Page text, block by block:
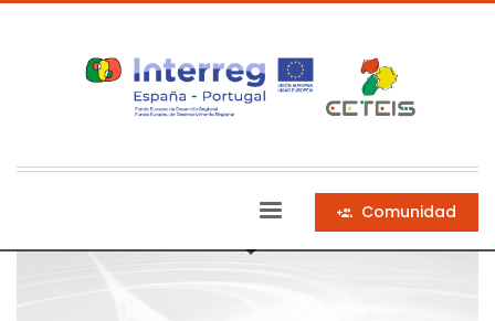
Comunidad